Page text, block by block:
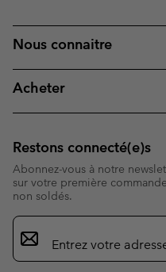
Nous connaitre
Acheter
Restons connecté(e)s
Abonnez-vous à notre
sur votre première
non soldés.
Inscription
par
e-